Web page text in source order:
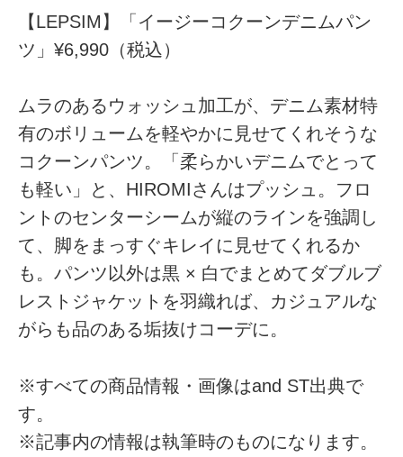
【LEPSIM】「イージーコクーンデニムパン
ツ」¥6,990（税込）
ムラのあるウォッシュ加工が、デニム素材特
有のボリュームを軽やかに見せてくれそうな
コクーンパンツ。「柔らかいデニムでとって
も軽い」と、HIROMIさんはプッシュ。フロ
ントのセンターシームが縦のラインを強調し
て、脚をまっすぐキレイに見せてくれるか
も。パンツ以外は黒 × 白でまとめてダブルブ
レストジャケットを羽織れば、カジュアルな
がらも品のある垢抜けコーデに。
※すべての商品情報・画像はand ST出典で
す。
※記事内の情報は執筆時のものになります。